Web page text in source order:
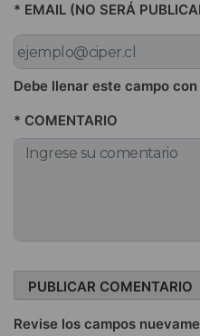
* EMAIL (NO SERÁ
Debe llenar este campo
* COMENTARIO
Revise los campos